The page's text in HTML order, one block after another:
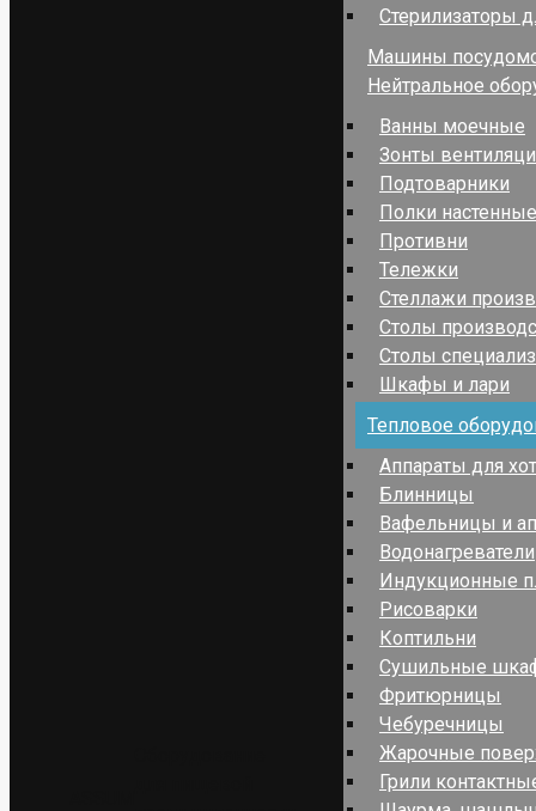
Стерилизаторы
Машины
Нейтральное
Ванны моечные
Зонты
Подтоварники
Полки
Противни
Тележки
Стеллажи
Столы
Столы
Шкафы и лари
Тепловое
Аппараты для
Блинницы
Вафельницы и
Водонагреватели
Индукционные
Рисоварки
Коптильни
Сушильные
Фритюрницы
Чебуречницы
Жарочные
Грили